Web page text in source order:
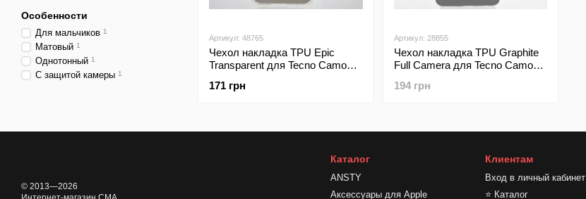
Артикул: 48765
Чехол накладка TPU Epic
Transparent для Tecno Camon
Прозрачный
171 грн
Артикул: 28855
Чехол накладка TPU Graphite
Full Camera для Tecno Camon
194 грн
Особенности
Для мальчиков 1
Матовый 1
Однотонный 1
С защитой камеры 1
© 2013—2026
Каталог
ANSTY
Аксессуары для Apple
Клиентам
Вход в личный кабинет
⭐ Каталог